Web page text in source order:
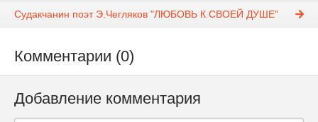
Судакчанин поэт Э.Чегляков "ЛЮБОВЬ К СВОЕЙ ДУШЕ"
Комментарии (0)
Добавление комментария